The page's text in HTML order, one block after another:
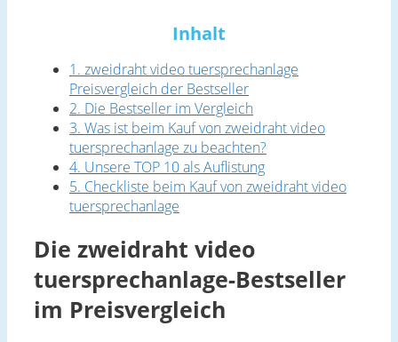
Inhalt
1. zweidraht video tuersprechanlage
Preisvergleich der Bestseller
2. Die Bestseller im Vergleich
3. Was ist beim Kauf von zweidraht video
tuersprechanlage zu beachten?
4. Unsere TOP 10 als Auflistung
5. Checkliste beim Kauf von zweidraht video
tuersprechanlage
Die zweidraht video
tuersprechanlage-Bestseller
im Preisvergleich